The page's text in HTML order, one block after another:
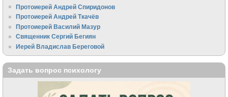
Протоиерей Андрей Спиридонов
Протоиерей Андрей Ткачёв
Протоиерей Василий Мазур
Священник Сергий Бегиян
Иерей Владислав Береговой
Задать вопрос психологу